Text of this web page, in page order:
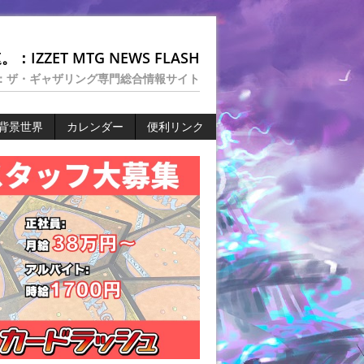
：IZZET MTG NEWS FLASH
ザ・ギャザリング専門総合情報サイト
景世界 カレンダー 便利リンク